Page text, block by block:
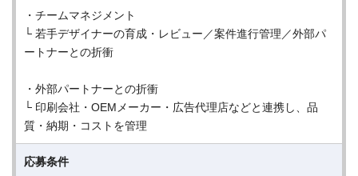
・チームマネジメント
└ 若手デザイナーの育成・レビュー／案件進行管理／外部パ
ートナーとの折衝
・外部パートナーとの折衝
└ 印刷会社・OEMメーカー・広告代理店などと連携し、品
質・納期・コストを管理
応募条件